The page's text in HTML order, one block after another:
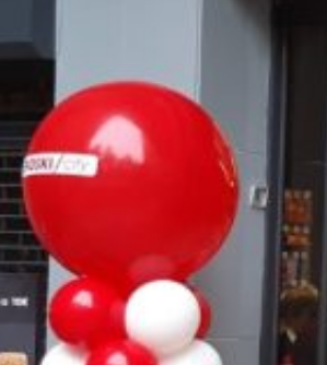
por y para las personas. Descubre
de nuestra Fundación